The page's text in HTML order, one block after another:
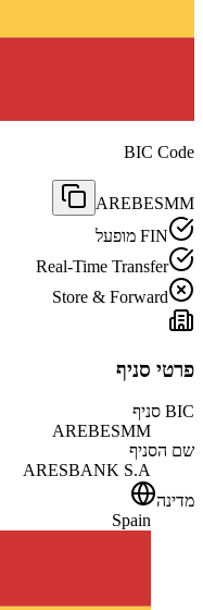
BIC Code
AREBESMM
FIN מופעל
Real-Time Transfer
Store & Forward
פרטי סניף
BIC סניף
AREBESMM
שם הסניף
ARESBANK S.A
מדינה
Spain